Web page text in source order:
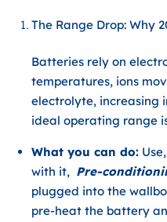
The Range Drop: Why
Batteries rely on
temperatures, ions
electrolyte, increasing
ideal operating range
What you can do:
with it, Pre-
plugged into the
pre-heat the battery